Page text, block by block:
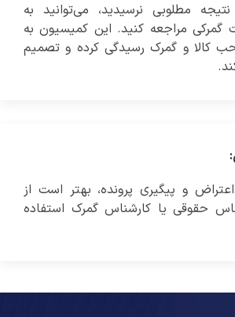
مطلوبی نرسیدید، می‌توانید به
گمرکی مراجعه کنید. این کمیسیون به
کالا و گمرک رسیدگی کرده و تصمیم
و پیگیری پرونده، بهتر است از
حقوقی یا کارشناس گمرک استفاده